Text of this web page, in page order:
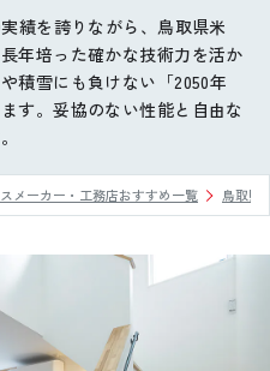
い家づくりをレクチャー
ミナーをみる
用は無料！全国20校
の学校を探す
績を誇りながら、鳥取県米
年培った確かな技術力を活か
積雪にも負けない「2050年
す。妥協のない性能と自由な
メーカー・工務店おすすめ一覧 鳥取県